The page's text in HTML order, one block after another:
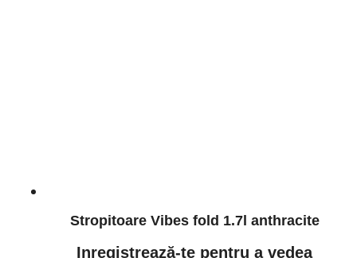
Stropitoare Vibes fold 1.7l anthracite
Inregistrează-te pentru a vedea